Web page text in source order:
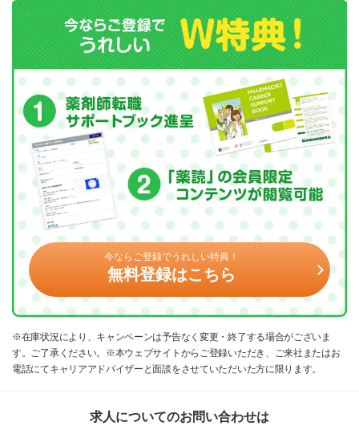
今ならご登録でうれしい特典！
無料登録はこちら
※在庫状況により、キャンペーンは予告なく変更・終了する場合がございま
す。ご了承ください。※本ウェブサイトからご登録いただき、ご来社またはお
電話にてキャリアアドバイザーと面談をさせていただいた方に限ります。
求人についてのお問い合わせは